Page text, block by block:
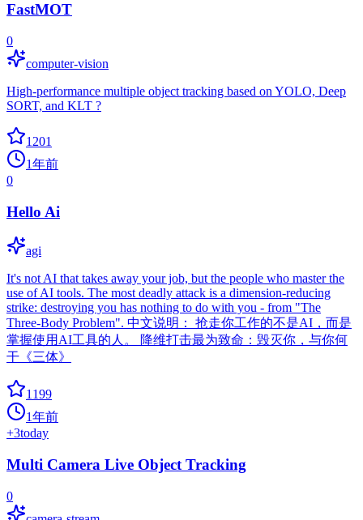
FastMOT
0
computer-vision
High-performance multiple object tracking based on YOLO, Deep
SORT, and KLT ?
1201
1年前
0
Hello Ai
agi
It's not AI that takes away your job, but the people who master the
use of AI tools. The most deadly attack is a dimension-reducing
strike: destroying you has nothing to do with you - from "The
Three-Body Problem". 中文说明： 抢走你工作的不是AI，而是
掌握使用AI工具的人。 降维打击最为致命：毁灭你，与你何
干《三体》
1199
1年前
+3today
Multi Camera Live Object Tracking
0